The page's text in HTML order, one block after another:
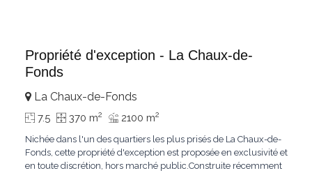
Propriété d'exception - La Chaux-de-
Fonds
La Chaux-de-Fonds
7.5 370 m2 2100 m2
Nichée dans l'un des quartiers les plus prisés de La Chaux-de-
Fonds, cette propriété d'exception est proposée en exclusivité et
en toute discrétion, hors marché public.Construite récemment